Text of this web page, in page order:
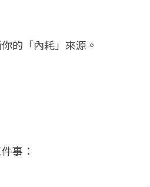
的「內耗」來源。
事：